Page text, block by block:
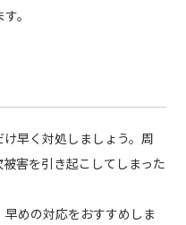
。
早く対処しましょう。周
害を引き起こしてしまった
めの対応をおすすめしま